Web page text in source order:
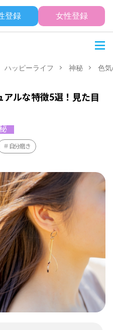
登録 女性登録
ハッピーライフ 神秘 色
ルな特徴5選！見た目
自分磨き